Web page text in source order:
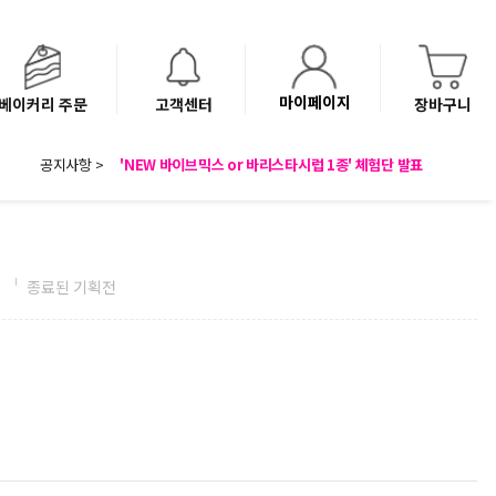
이커리 주문 고객센터 마이페이지 장바구니
공지사항 >
'NEW 바이브믹스 or 바리스타시럽 1종' 체험단 발표
종료된 기획전